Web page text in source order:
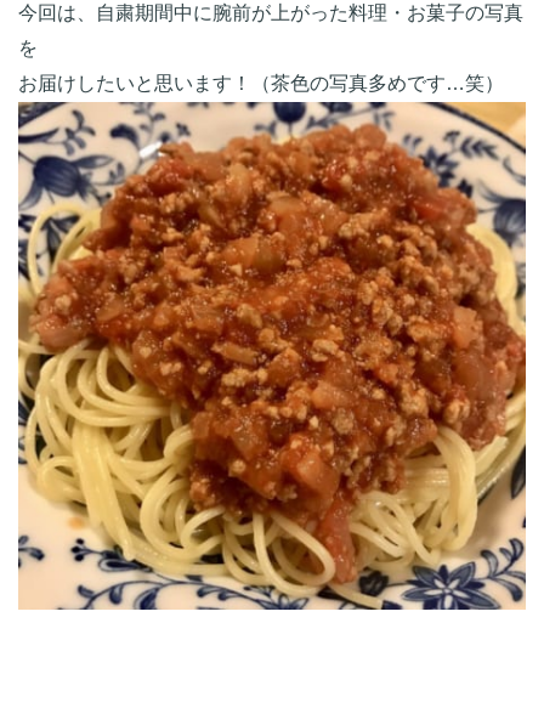
今回は、自粛期間中に腕前が上がった料理・お菓子の写真
を
お届けしたいと思います！（茶色の写真多めです…笑）